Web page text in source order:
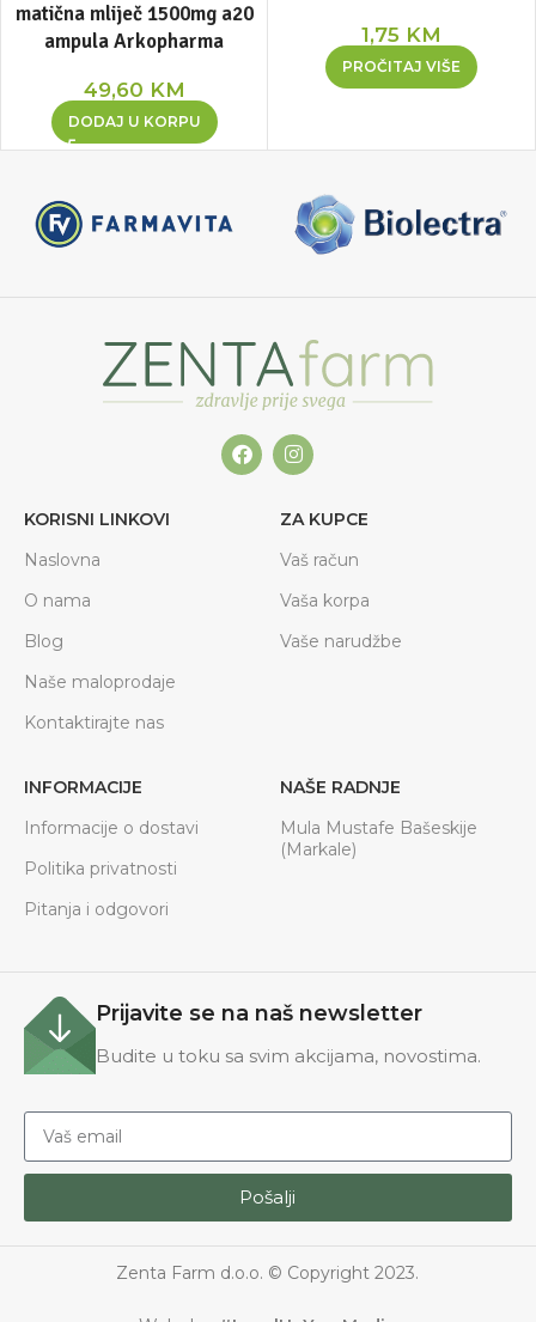
matična mliječ 1500mg a20
ampula Arkopharma
49,60 KM
DODAJ U KORPU
1,75 KM
PROČITAJ VIŠE
KORISNI LINKOVI
Naslovna
O nama
Blog
Naše maloprodaje
Kontaktirajte nas
ZA KUPCE
Vaš račun
Vaša korpa
Vaše narudžbe
INFORMACIJE
Informacije o dostavi
Politika privatnosti
Pitanja i odgovori
NAŠE RADNJE
Mula Mustafe Bašeskije
(Markale)
Prijavite se na naš newsletter
Budite u toku sa svim akcijama, novostima.
Pošalji
Zenta Farm d.o.o. © Copyright 2023.